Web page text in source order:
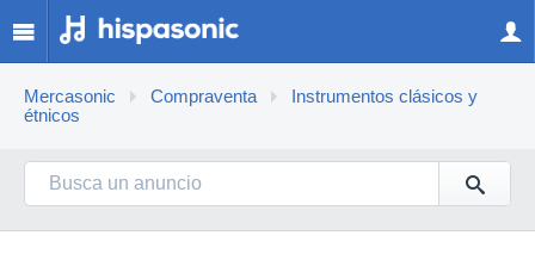
Mercasonic Compraventa
Instrumentos clásicos y
étnicos